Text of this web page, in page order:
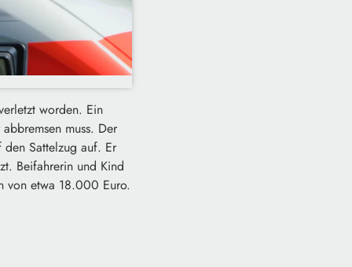
worden. Ein
muss. Der
den Sattelzug auf. Er
Beifahrerin und Kind
von etwa 18.000 Euro.